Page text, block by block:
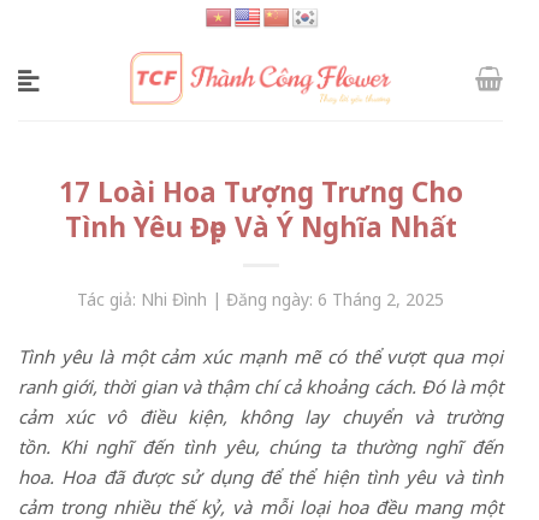
content
17 Loài Hoa Tượng Trưng Cho
Tình Yêu Đẹp Và Ý Nghĩa Nhất
Tác giả: Nhi Đình | Đăng ngày: 6 Tháng 2, 2025
Tình yêu là một cảm xúc mạnh mẽ có thể vượt qua mọi
ranh giới, thời gian và thậm chí cả khoảng cách. Đó là một
cảm xúc vô điều kiện, không lay chuyển và trường
tồn. Khi nghĩ đến tình yêu, chúng ta thường nghĩ đến
hoa. Hoa đã được sử dụng để thể hiện tình yêu và tình
cảm trong nhiều thế kỷ, và mỗi loại hoa đều mang một